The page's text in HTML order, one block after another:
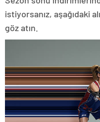
istiyorsanız, aşağıdaki
göz atın.